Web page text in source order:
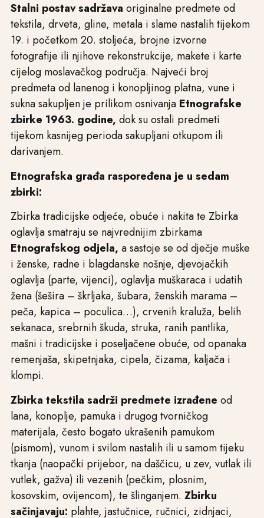
Stalni postav sadržava originalne predmete od
tekstila, drveta, gline, metala i slame nastalih tijekom
19. i početkom 20. stoljeća, brojne izvorne
fotografije ili njihove rekonstrukcije, makete i karte
cijelog moslavačkog područja. Najveći broj
predmeta od lanenog i konopljinog platna, vune i
sukna sakupljen je prilikom osnivanja Etnografske
zbirke 1963. godine, dok su ostali predmeti
tijekom kasnijeg perioda sakupljani otkupom ili
darivanjem.
Etnografska građa raspoređena je u sedam
zbirki:
Zbirka tradicijske odjeće, obuće i nakita te Zbirka
oglavlja smatraju se najvrednijim zbirkama
Etnografskog odjela, a sastoje se od dječje muške
i ženske, radne i blagdanske nošnje, djevojačkih
oglavlja (parte, vijenci), oglavlja muškaraca i udatih
žena (šešira – škrljaka, šubara, ženskih marama –
peča, kapica – poculica…), crvenih kraluža, belih
sekanaca, srebrnih škuda, struka, ranih pantlika,
mašni i tradicijske i poseljačene obuće, od opanaka
remenjaša, skipetnjaka, cipela, čizama, kaljača i
klompi.
Zbirka tekstila sadrži predmete izrađene od
lana, konoplje, pamuka i drugog tvorničkog
materijala, često bogato ukrašenih pamukom
(pismom), vunom i svilom nastalih ili u samom tijeku
tkanja (naopački prijebor, na daščicu, u zev, vutlak ili
vutlek, gažva) ili vezenih (pečkim, plosnim,
kosovskim, ovijencom), te šlinganjem. Zbirku
sačinjavaju: plahte, jastučnice, ručnici, zidnjaci,